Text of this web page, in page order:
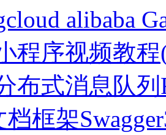
alibaba
程序视频教程
布式消息队
档框架